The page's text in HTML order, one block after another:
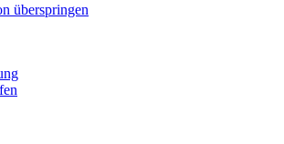
überspringen